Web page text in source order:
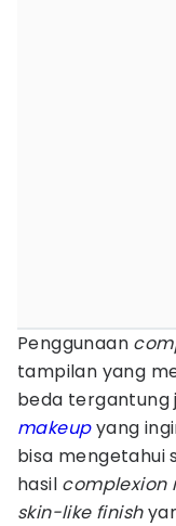
Penggunaan
tampilan yang
beda tergantung
makeupyang
bisa mengetahui
hasil complexion
skin-like finish